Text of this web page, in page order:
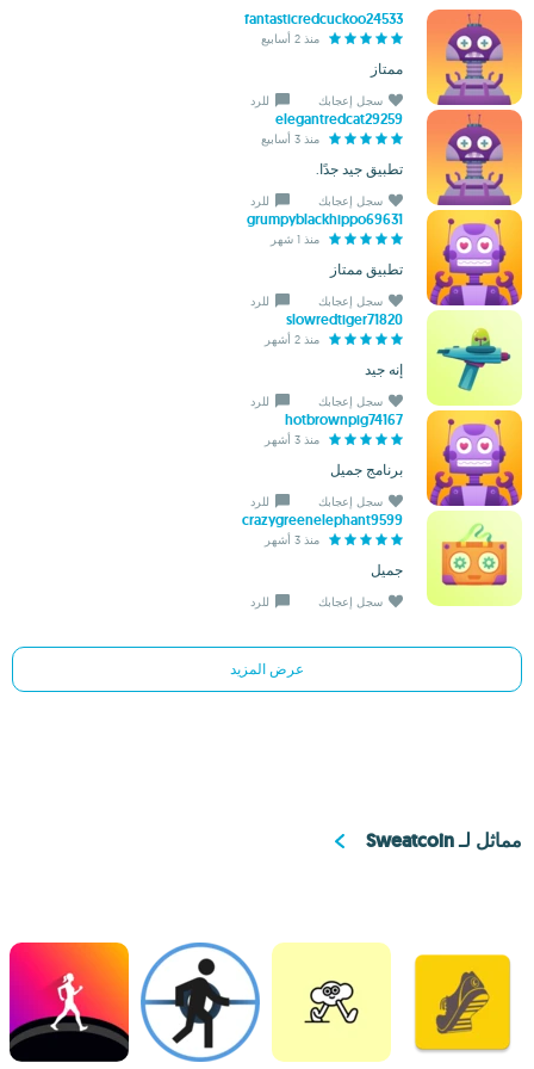
fantasticredcuckoo24533
منذ 2 أسابيع
ممتاز
سجل إعجابك للرد
elegantredcat29259
منذ 3 أسابيع
تطبيق جيد جدًا.
سجل إعجابك للرد
grumpyblackhippo69631
منذ 1 شهر
تطبيق ممتاز
سجل إعجابك للرد
slowredtiger71820
منذ 2 أشهر
إنه جيد
سجل إعجابك للرد
hotbrownpig74167
منذ 3 أشهر
برنامج جميل
سجل إعجابك للرد
crazygreenelephant9599
منذ 3 أشهر
جميل
سجل إعجابك للرد
عرض المزيد
مماثل لـ Sweatcoin